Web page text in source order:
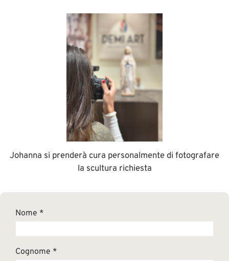
Johanna si prenderà cura personalmente di fotografare
la scultura richiesta
Nome *
Cognome *